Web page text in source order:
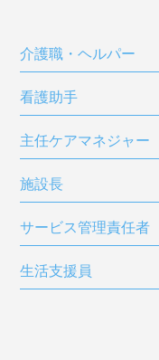
介護職・ヘルパー
看護助手
主任ケアマネジャー
施設長
サービス管理責任者
生活支援員